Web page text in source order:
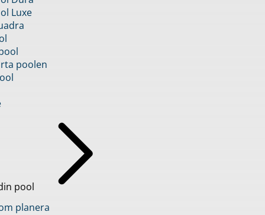
Luxe
poolen
pool
planera